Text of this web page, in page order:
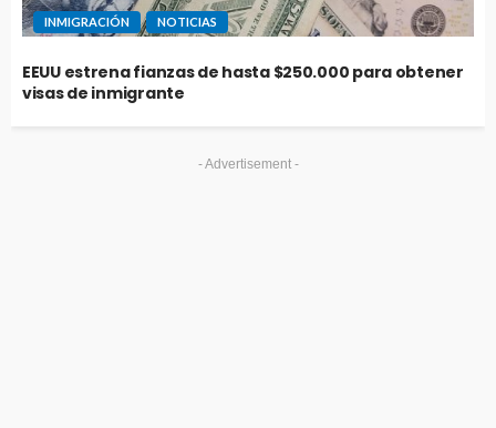
INMIGRACIÓN NOTICIAS
EEUU estrena fianzas de hasta $250.000 para obtener
visas de inmigrante
- Advertisement -